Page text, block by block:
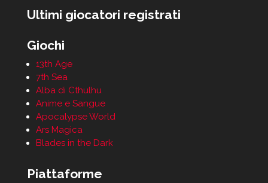
Ultimi giocatori registrati
Giochi
13th Age
7th Sea
Alba di Cthulhu
Anime e Sangue
Apocalypse World
Ars Magica
Blades in the Dark
Piattaforme